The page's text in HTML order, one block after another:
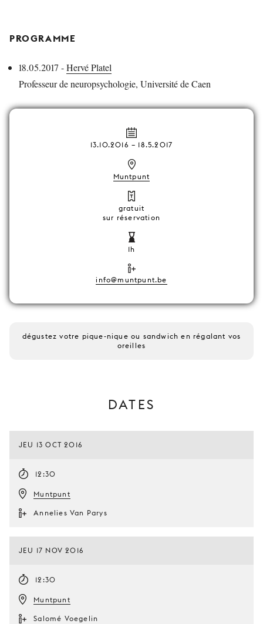
PROGRAMME
18.05.2017 -Hervé Platel
Professeur de neuropsychologie, Université de Caen
13.10.2016 – 18.5.2017
Muntpunt
gratuit
sur réservation
1h
info@muntpunt.be
dégustez votre pique-nique ou sandwich en régalant vos
oreilles
DATES
JEU 13 OCT 2016
12:30
Muntpunt
Annelies Van Parys
JEU 17 NOV 2016
12:30
Muntpunt
Salomé Voegelin